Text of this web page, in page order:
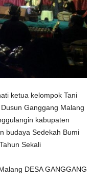
ketua kelompok Tani
Ganggang Malang
kabupaten
budaya Sedekah Bumi
Sekali
DESA GANGGANG